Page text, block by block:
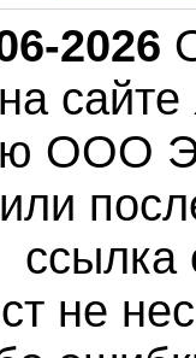
2026
сайте
ООО
ссылка
не